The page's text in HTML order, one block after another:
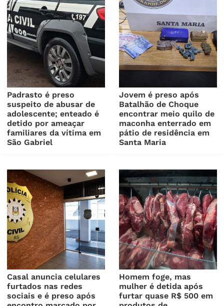
Padrasto é preso
suspeito de abusar de
adolescente; enteado é
detido por ameaçar
familiares da vítima em
São Gabriel
Jovem é preso após
Batalhão de Choque
encontrar meio quilo de
maconha enterrado em
pátio de residência em
Santa Maria
Casal anuncia celulares
furtados nas redes
sociais e é preso após
Homem foge, mas
mulher é detida após
furtar quase R$ 500 em